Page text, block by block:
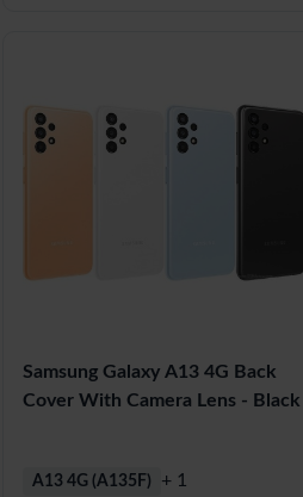
Samsung Galaxy A13 4G Back
Cover With Camera Lens - Black
A13 4G (A135F) + 1